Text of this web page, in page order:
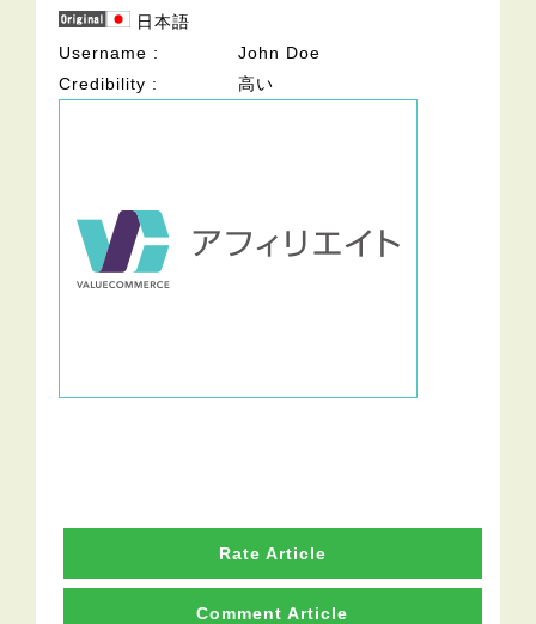
日本語
Username
John Doe
Credibility
高い
Rate Article
Comment Article